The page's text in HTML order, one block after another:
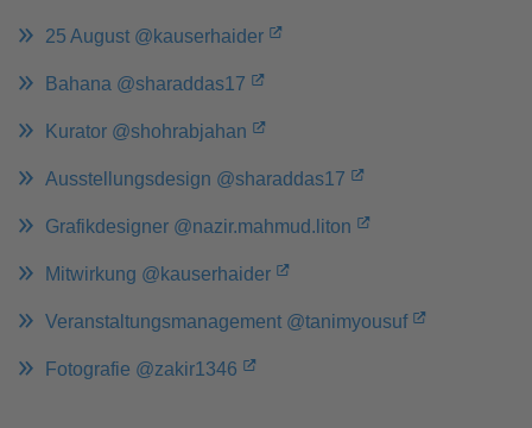
25 August @kauserhaider
Bahana @sharaddas17
Kurator @shohrabjahan
Ausstellungsdesign @sharaddas17
Grafikdesigner @nazir.mahmud.liton
Mitwirkung @kauserhaider
Veranstaltungsmanagement @tanimyousuf
Fotografie @zakir1346